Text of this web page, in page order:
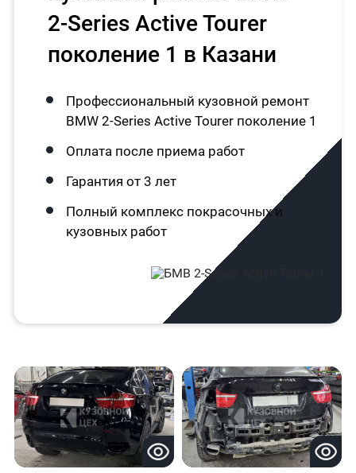
2-Series Active Tourer
поколение 1 в Казани
Профессиональный кузовной ремонт
BMW 2-Series Active Tourer поколение 1
Оплата после приема работ
Гарантия от 3 лет
Полный комплекс покрасочных и
кузовных работ